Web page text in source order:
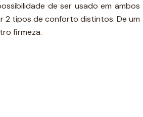
de ser usado em ambos
2 tipos de conforto distintos. De um
firmeza.